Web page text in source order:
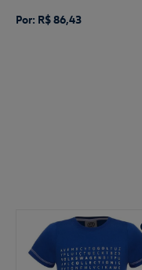
Por: R$ 86,43